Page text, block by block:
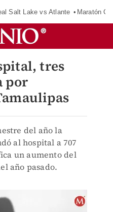
Salt Lake vs Atlante Maratón
tres
por
del año la
al hospital a 707
un aumento del
año pasado.